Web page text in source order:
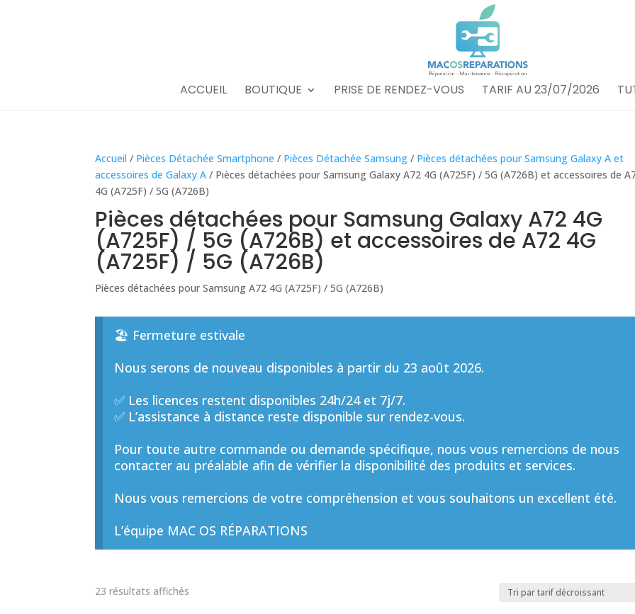
ACCUEIL BOUTIQUE PRISE DE RENDEZ-VOUS TARIF AU 23/07/2026
Accueil / Pièces Détachée Smartphone / Pièces Détachée Samsung / Pièces détachées pour Samsung Galaxy A et
accessoires de Galaxy A / Pièces détachées pour Samsung Galaxy A72 4G (A725F) / 5G (A726B) et accessoires de
4G (A725F) / 5G (A726B)
Pièces détachées pour Samsung Galaxy A72 4G
(A725F) / 5G (A726B) et accessoires de A72 4G
(A725F) / 5G (A726B)
Pièces détachées pour Samsung A72 4G (A725F) / 5G (A726B)
🏖️ Fermeture estivale
Nous serons de nouveau disponibles à partir du 23 août 2026.
✅ Les licences restent disponibles 24h/24 et 7j/7.
✅ L’assistance à distance reste disponible sur rendez-vous.
Pour toute autre commande ou demande spécifique, nous vous remercions de nous
contacter au préalable afin de vérifier la disponibilité des produits et services.
Nous vous remercions de votre compréhension et vous souhaitons un excellent été.
L’équipe MAC OS RÉPARATIONS
23 résultats affichés